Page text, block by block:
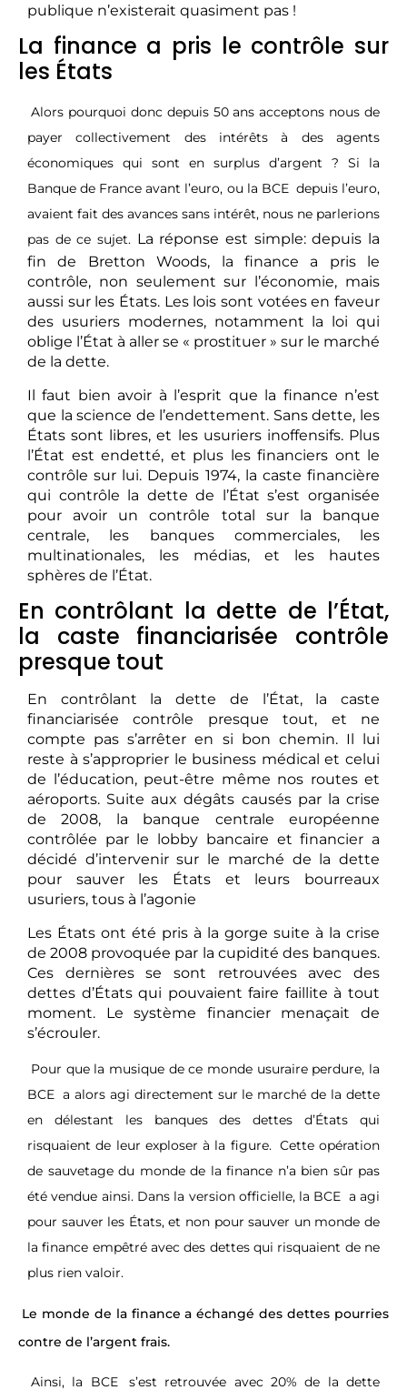
publique n’existerait quasiment pas !
La finance a pris le contrôle sur
les États
Alors pourquoi donc depuis 50 ans acceptons nous de
payer collectivement des intérêts à des agents
économiques qui sont en surplus d’argent ? Si la
Banque de France avant l’euro, ou la BCE depuis l’euro,
avaient fait des avances sans intérêt, nous ne parlerions
pas de ce sujet. La réponse est simple: depuis la
fin de Bretton Woods, la finance a pris le
contrôle, non seulement sur l’économie, mais
aussi sur les États. Les lois sont votées en faveur
des usuriers modernes, notamment la loi qui
oblige l’État à aller se « prostituer » sur le marché
de la dette.
Il faut bien avoir à l’esprit que la finance n’est
que la science de l’endettement. Sans dette, les
États sont libres, et les usuriers inoffensifs. Plus
l’État est endetté, et plus les financiers ont le
contrôle sur lui. Depuis 1974, la caste financière
qui contrôle la dette de l’État s’est organisée
pour avoir un contrôle total sur la banque
centrale, les banques commerciales, les
multinationales, les médias, et les hautes
sphères de l’État.
En contrôlant la dette de l’État,
la caste financiarisée contrôle
presque tout
En contrôlant la dette de l’État, la caste
financiarisée contrôle presque tout, et ne
compte pas s’arrêter en si bon chemin. Il lui
reste à s’approprier le business médical et celui
de l’éducation, peut-être même nos routes et
aéroports. Suite aux dégâts causés par la crise
de 2008, la banque centrale européenne
contrôlée par le lobby bancaire et financier a
décidé d’intervenir sur le marché de la dette
pour sauver les États et leurs bourreaux
usuriers, tous à l’agonie
Les États ont été pris à la gorge suite à la crise
de 2008 provoquée par la cupidité des banques.
Ces dernières se sont retrouvées avec des
dettes d’États qui pouvaient faire faillite à tout
moment. Le système financier menaçait de
s’écrouler.
Pour que la musique de ce monde usuraire perdure, la
BCE a alors agi directement sur le marché de la dette
en délestant les banques des dettes d’États qui
risquaient de leur exploser à la figure. Cette opération
de sauvetage du monde de la finance n’a bien sûr pas
été vendue ainsi. Dans la version officielle, la BCE a agi
pour sauver les États, et non pour sauver un monde de
la finance empêtré avec des dettes qui risquaient de ne
plus rien valoir.
Le monde de la finance a échangé des dettes pourries
contre de l’argent frais.
Ainsi, la BCE s’est retrouvée avec 20% de la dette